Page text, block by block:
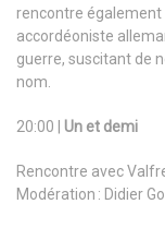
rencontre également
accordéoniste
guerre, suscitant de
nom.
20:00 | Un et demi
Rencontre avec
Modération : Didier